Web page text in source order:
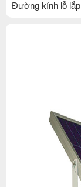
Đường